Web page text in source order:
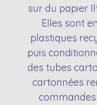
sur du papier
Elles sont
plastiques
puis
des tubes
cartonnées